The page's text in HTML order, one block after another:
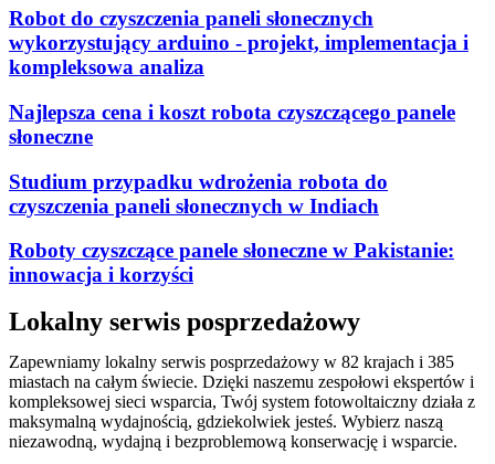
Robot do czyszczenia paneli słonecznych
wykorzystujący arduino - projekt, implementacja i
kompleksowa analiza
Najlepsza cena i koszt robota czyszczącego panele
słoneczne
Studium przypadku wdrożenia robota do
czyszczenia paneli słonecznych w Indiach
Roboty czyszczące panele słoneczne w Pakistanie:
innowacja i korzyści
Lokalny serwis posprzedażowy
Zapewniamy lokalny serwis posprzedażowy w 82 krajach i 385
miastach na całym świecie. Dzięki naszemu zespołowi ekspertów i
kompleksowej sieci wsparcia, Twój system fotowoltaiczny działa z
maksymalną wydajnością, gdziekolwiek jesteś. Wybierz naszą
niezawodną, wydajną i bezproblemową konserwację i wsparcie.